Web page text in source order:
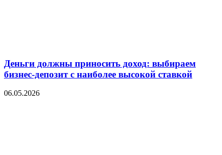
Деньги должны приносить доход: выбираем
бизнес-депозит с наиболее высокой ставкой
06.05.2026